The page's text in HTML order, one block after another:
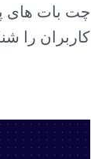
چت بات های
کاربران را